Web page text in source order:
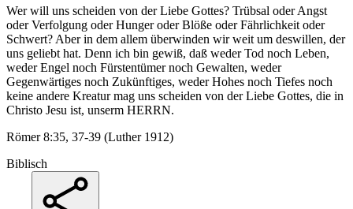
Wer will uns scheiden von der Liebe Gottes? Trübsal oder Angst
oder Verfolgung oder Hunger oder Blöße oder Fährlichkeit oder
Schwert? Aber in dem allem überwinden wir weit um deswillen, der
uns geliebt hat. Denn ich bin gewiß, daß weder Tod noch Leben,
weder Engel noch Fürstentümer noch Gewalten, weder
Gegenwärtiges noch Zukünftiges, weder Hohes noch Tiefes noch
keine andere Kreatur mag uns scheiden von der Liebe Gottes, die in
Christo Jesu ist, unserm HERRN.
Römer 8:35, 37-39 (Luther 1912)
Biblisch